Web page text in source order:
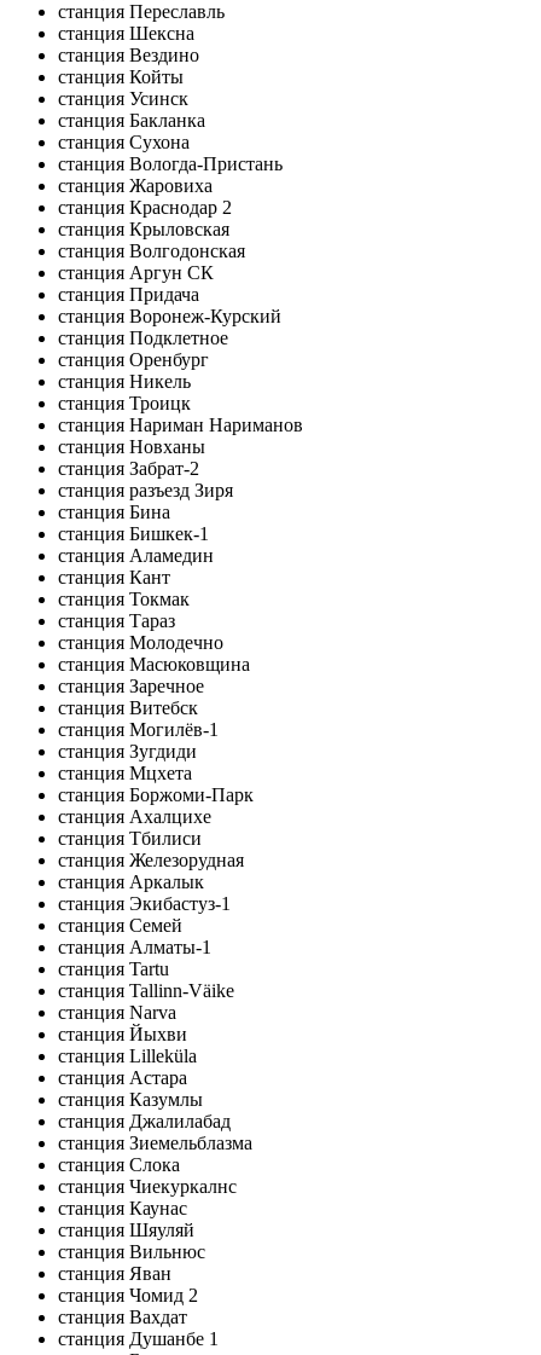
станция Переславль
станция Шексна
станция Вездино
станция Койты
станция Усинск
станция Бакланка
станция Сухона
станция Вологда-Пристань
станция Жаровиха
станция Краснодар 2
станция Крыловская
станция Волгодонская
станция Аргун СК
станция Придача
станция Воронеж-Курский
станция Подклетное
станция Оренбург
станция Никель
станция Троицк
станция Нариман Нариманов
станция Новханы
станция Забрат-2
станция разъезд Зиря
станция Бина
станция Бишкек-1
станция Аламедин
станция Кант
станция Токмак
станция Тараз
станция Молодечно
станция Масюковщина
станция Заречное
станция Витебск
станция Могилёв-1
станция Зугдиди
станция Мцхета
станция Боржоми-Парк
станция Ахалцихе
станция Тбилиси
станция Железорудная
станция Аркалык
станция Экибастуз-1
станция Семей
станция Алматы-1
станция Tartu
станция Tallinn-Väike
станция Narva
станция Йыхви
станция Lilleküla
станция Астара
станция Казумлы
станция Джалилабад
станция Зиемельблазма
станция Слока
станция Чиекуркалнс
станция Каунас
станция Шяуляй
станция Вильнюс
станция Яван
станция Чомид 2
станция Вахдат
станция Душанбе 1